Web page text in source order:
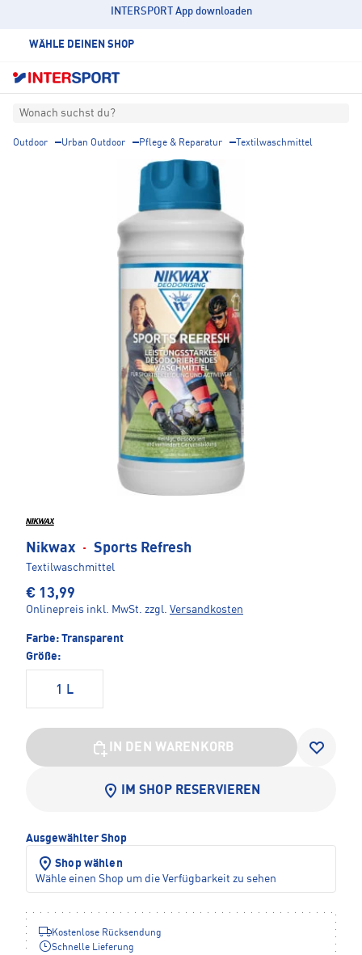
INTERSPORT App downloaden
WÄHLE DEINEN SHOP
Wonach suchst du?
Outdoor Urban Outdoor Pflege & Reparatur Textilwaschmittel
Nikwax · Sports Refresh
Textilwaschmittel
€ 13,99
Onlinepreis inkl. MwSt. zzgl. Versandkosten
Farbe: Transparent
Größe:
1 L
IN DEN WARENKORB
IM SHOP RESERVIEREN
Ausgewählter Shop
Shop wählen
Wähle einen Shop um die Verfügbarkeit zu sehen
Kostenlose Rücksendung
Schnelle Lieferung